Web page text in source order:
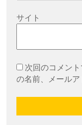
サイト
次回のコメン
の名前、メールア